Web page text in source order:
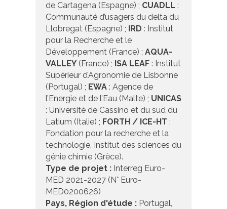
de Cartagena (Espagne) ; CUADLL :
Communauté d’usagers du delta du
Llobregat (Espagne) ;
IRD : Institut
pour la Recherche et le
Développement (France) ; AQUA-
VALLEY (France) ; ISA LEAF : Institut
Supérieur d’Agronomie de Lisbonne
(Portugal) ; EWA : Agence de
l’Energie et de l’Eau (Malte) ; UNICAS
: Université de Cassino et du sud du
Latium (Italie) ; FORTH / ICE-HT :
Fondation pour la recherche et la
technologie, Institut des sciences du
génie chimie (Grèce).
Type de projet : Interreg Euro-
MED 2021-2027 (N° Euro-
MED0200626)
Pays, Région d'étude : Portugal,